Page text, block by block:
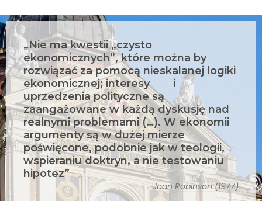
„Nie ma kwestii „czysto
ekonomicznych”, które można by
rozwiązać za pomocą nieskalanej logiki
ekonomicznej; interesy i
uprzedzenia polityczne są
zaangażowane w każdą dyskusję nad
realnymi problemami (…). W ekonomii
argumenty są w dużej mierze
poświęcone, podobnie jak w teologii,
wspieraniu doktryn, a nie testowaniu
hipotez”
Joan Robinson (1977)